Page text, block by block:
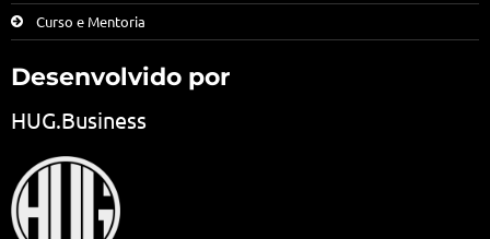
Curso e Mentoria
Desenvolvido por
HUG.Business